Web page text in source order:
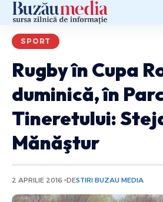
SPORT
Rugby în Cupa
duminică, în
Tineretului:
Mănăştur
2 APRILIE 2016 DESTIRI BUZAU MEDIA